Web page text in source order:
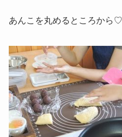
あんこを丸めるところから♡